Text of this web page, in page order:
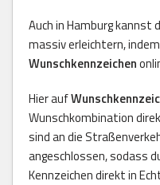
Auch in Hamburg kannst
massiv erleichtern,
Wunschkennzeichen
Hier auf
Wunschkombination
sind an die
angeschlossen, sodass
Kennzeichen direkt in